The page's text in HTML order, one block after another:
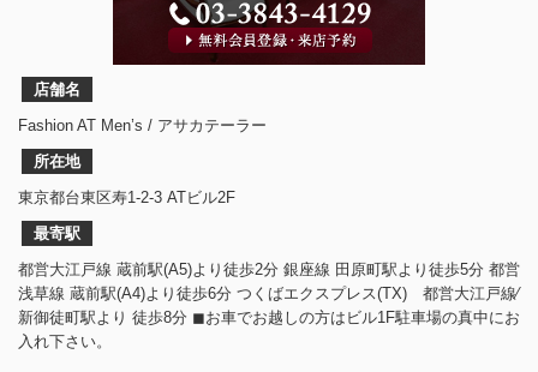
店舗名
Fashion AT Men’s / アサカテーラー
所在地
東京都台東区寿1-2-3 ATビル2F
最寄駅
都営大江戸線 蔵前駅(A5)より徒歩2分 銀座線 田原町駅より徒歩5分 都営
浅草線 蔵前駅(A4)より徒歩6分 つくばエクスプレス(TX) 都営大江戸線⁄
新御徒町駅より 徒歩8分 ◼︎お車でお越しの方はビル1F駐車場の真中にお
入れ下さい。